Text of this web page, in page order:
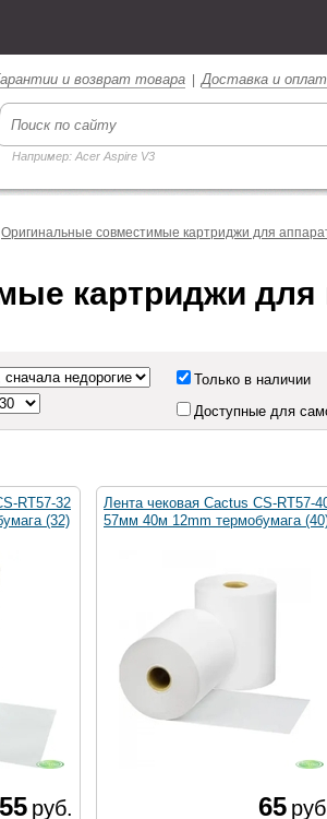
и возврат товара |Доставка и
Например: Acer Aspire V3
Оригинальные совместимые картриджи для
картриджи
Только в наличии
Доступные для
RT57-32
(32)
55 руб.
Лента чековая Cactus CS-RT57-
57мм 40м 12mm термобумага
65